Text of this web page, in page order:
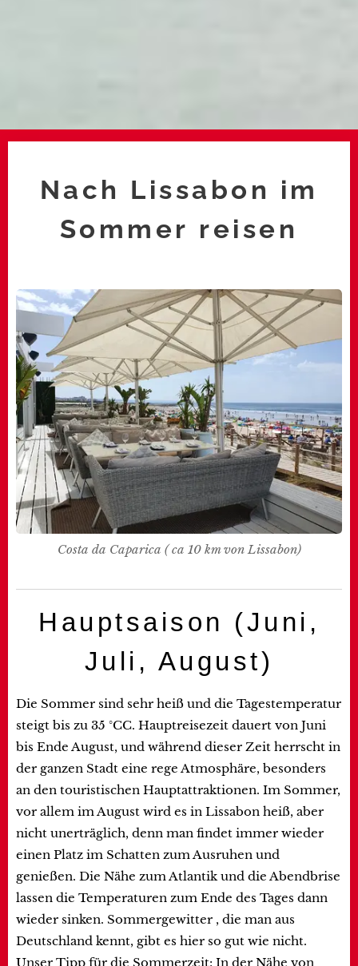
Nach Lissabon im
Sommer reisen
Costa da Caparica ( ca 10 km von Lissabon)
Hauptsaison (Juni,
Juli, August)
Die Sommer sind sehr heiß und die Tagestemperatur
steigt bis zu 35 °CC. Hauptreisezeit dauert von Juni
bis Ende August, und während dieser Zeit herrscht in
der ganzen Stadt eine rege Atmosphäre, besonders
an den touristischen Hauptattraktionen. Im Sommer,
vor allem im August wird es in Lissabon heiß, aber
nicht unerträglich, denn man findet immer wieder
einen Platz im Schatten zum Ausruhen und
genießen. Die Nähe zum Atlantik und die Abendbrise
lassen die Temperaturen zum Ende des Tages dann
wieder sinken. Sommergewitter , die man aus
Deutschland kennt, gibt es hier so gut wie nicht.
Unser Tipp für die Sommerzeit: In der Nähe von